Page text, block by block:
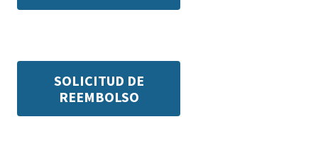
SOLICITUD DE
REEMBOLSO